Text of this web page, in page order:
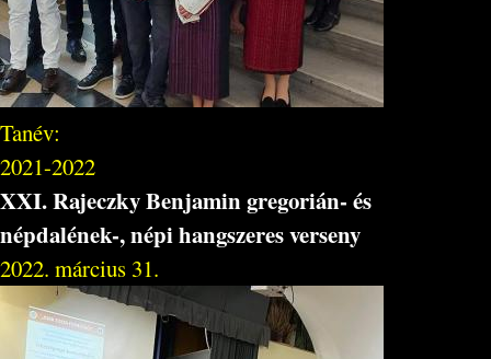
Tanév:
2021-2022
XXI. Rajeczky Benjamin gregorián- és
népdalének-, népi hangszeres verseny
2022. március 31.